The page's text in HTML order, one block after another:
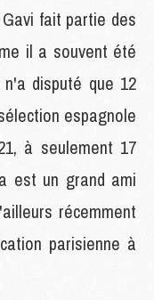
fait partie des
il a souvent été
disputé que 12
espagnole
à seulement 17
est un grand ami
récemment
parisienne à